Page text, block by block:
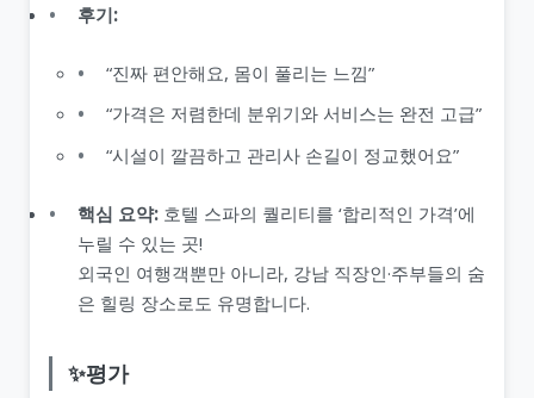
후기:
“진짜 편안해요, 몸이 풀리는 느낌”
“가격은 저렴한데 분위기와 서비스는 완전 고급”
“시설이 깔끔하고 관리사 손길이 정교했어요”
핵심 요약: 호텔 스파의 퀄리티를 ‘합리적인 가격’에
누릴 수 있는 곳!
외국인 여행객뿐만 아니라, 강남 직장인·주부들의 숨
은 힐링 장소로도 유명합니다.
✨평가